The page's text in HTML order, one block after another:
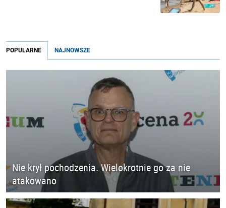
POPULARNE NAJNOWSZE
Nie krył pochodzenia. Wielokrotnie go za nie
atakowano